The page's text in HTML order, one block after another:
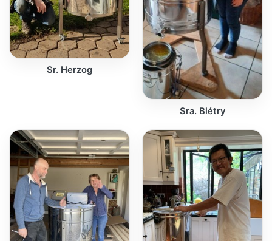
Sr. Herzog
Sra. Blétry